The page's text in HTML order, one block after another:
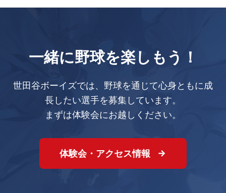
一緒に野球を楽しもう！
世田谷ボーイズでは、野球を通じて心身ともに成
長したい選手を募集しています。
まずは体験会にお越しください。
体験会・アクセス情報